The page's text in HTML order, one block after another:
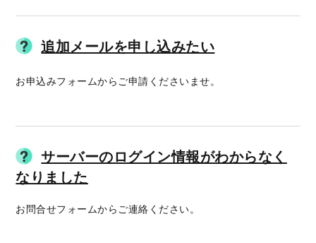
追加メールを申し込みたい
お申込みフォームからご申請くださいませ。
サーバーのログイン情報がわからなく
なりました
お問合せフォームからご連絡ください。